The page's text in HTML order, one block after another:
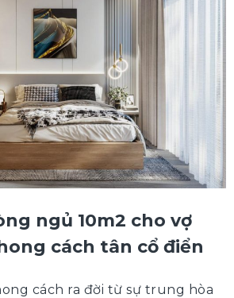
ngủ 10m2 cho vợ
cách tân cổ điển
cách ra đời từ sự trung hòa